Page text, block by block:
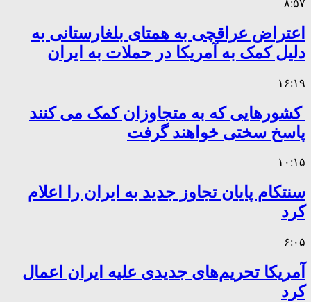
۸:۵۷
اعتراض عراقچی به همتای بلغارستانی به
دلیل کمک به آمریکا در حملات به ایران
۱۶:۱۹
کشورهایی که به متجاوزان کمک می کنند
پاسخ سختی خواهند گرفت
۱۰:۱۵
سنتکام پایان تجاوز جدید به ایران را اعلام
کرد
۶:۰۵
آمریکا تحریم‌های جدیدی علیه ایران اعمال
کرد